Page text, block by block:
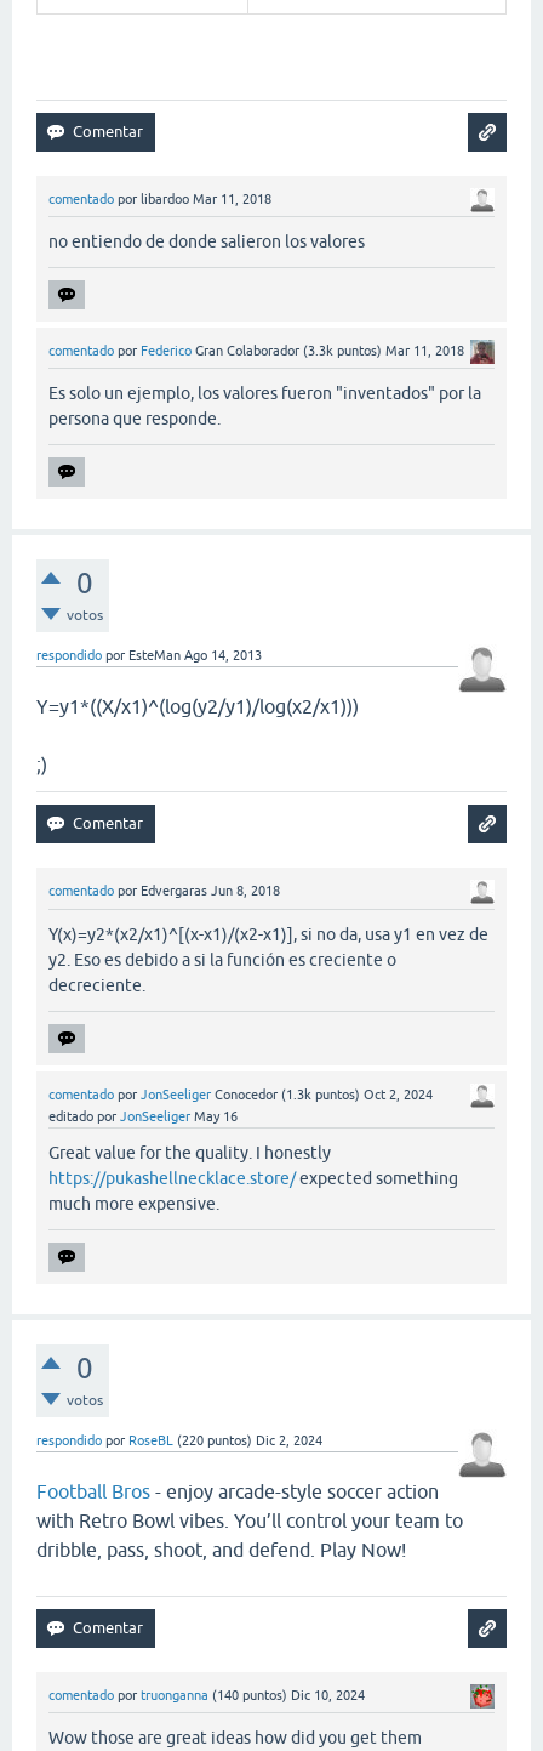
comentado por libardoo Mar 11, 2018
no entiendo de donde salieron los valores
comentado por Federico Gran Colaborador (3.3k puntos) Mar 11, 2018
Es solo un ejemplo, los valores fueron "inventados" por la
persona que responde.
0
votos
respondido por EsteMan Ago 14, 2013
Y=y1*((X/x1)^(log(y2/y1)/log(x2/x1)))
;)
comentado por Edvergaras Jun 8, 2018
Y(x)=y2*(x2/x1)^[(x-x1)/(x2-x1)], si no da, usa y1 en vez de
y2. Eso es debido a si la función es creciente o
decreciente.
comentado por JonSeeliger Conocedor (1.3k puntos) Oct 2, 2024
editado por JonSeeliger May 16
Great value for the quality. I honestly
https://pukashellnecklace.store/expected something
much more expensive.
0
votos
respondido por RoseBL (220 puntos) Dic 2, 2024
Football Bros - enjoy arcade-style soccer action
with Retro Bowl vibes. You’ll control your team to
dribble, pass, shoot, and defend. Play Now!
comentado por truonganna (140 puntos) Dic 10, 2024
Wow those are great ideas how did you get them